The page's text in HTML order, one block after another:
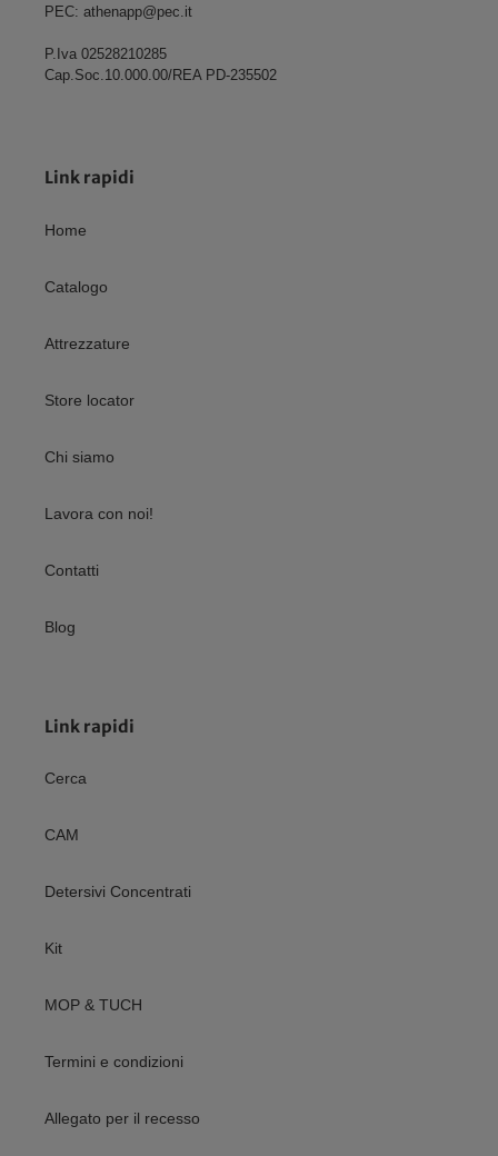
PEC: athenapp@pec.it
P.Iva 02528210285
Cap.Soc.10.000.00/REA PD-235502
Link rapidi
Home
Catalogo
Attrezzature
Store locator
Chi siamo
Lavora con noi!
Contatti
Blog
Link rapidi
Cerca
CAM
Detersivi Concentrati
Kit
MOP & TUCH
Termini e condizioni
Allegato per il recesso